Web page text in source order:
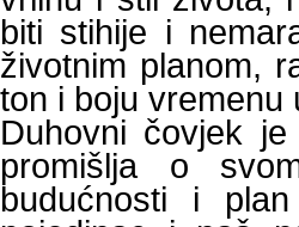
biti stihije i
životnim planom,
ton i boju vremenu
Duhovni čovjek
promišlja o
budućnosti i